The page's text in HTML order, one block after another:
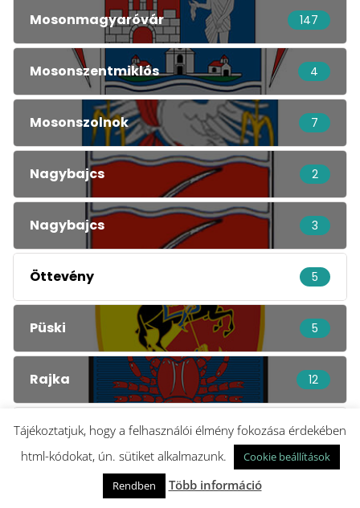
Mosonmagyaróvár 147
Mosonszentmiklós 4
Mosonszolnok 7
Nagybajcs 2
Nagybajcs 3
Öttevény 5
Püski 5
Rajka 12
Receptek 3
Szigetköz in English
Tájékoztatjuk, hogy a felhasználói élmény fokozása érdekében
html-kódokat, ún. sütiket alkalmazunk.
Cookie beállítások
Rendben
Több információ